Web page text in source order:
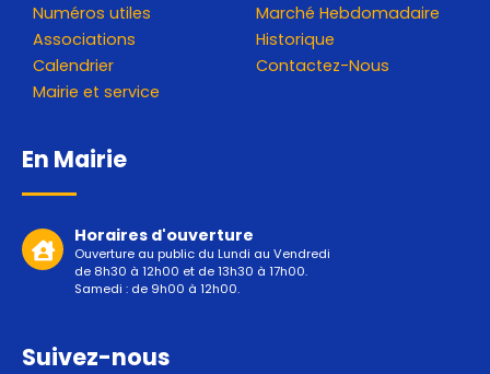
Numéros utiles
Associations
Calendrier
Mairie et service
Marché Hebdomadaire
Historique
Contactez-Nous
En Mairie
Horaires d'ouverture
Ouverture au public du Lundi au Vendredi
de 8h30 à 12h00 et de 13h30 à 17h00.
Samedi : de 9h00 à 12h00.
Suivez-nous